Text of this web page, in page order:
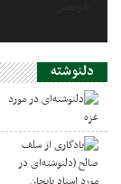
دلنوشته